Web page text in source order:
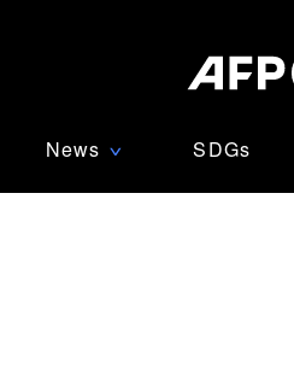
News ∨ SDGs